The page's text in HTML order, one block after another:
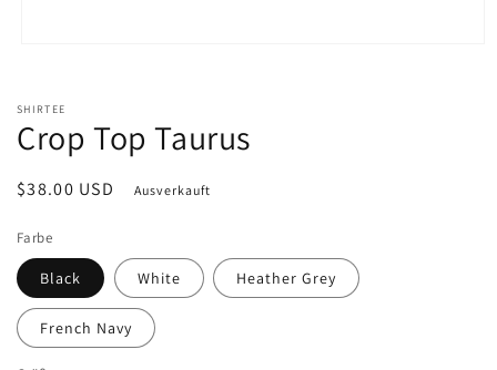
Modal
öffnen
SHIRTEE
Crop Top Taurus
Normaler
$38.00 USD Ausverkauft
Farbe
Black White Heather Grey
French Navy